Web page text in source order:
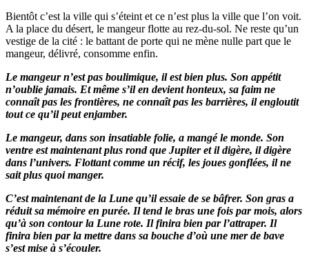
Bientôt c’est la ville qui s’éteint et ce n’est plus la ville que l’on voit.
A la place du désert, le mangeur flotte au rez-du-sol. Ne reste qu’un
vestige de la cité : le battant de porte qui ne mène nulle part que le
mangeur, délivré, consomme enfin.
Le mangeur n’est pas boulimique, il est bien plus. Son appétit
n’oublie jamais. Et même s’il en devient honteux, sa faim ne
connaît pas les frontières, ne connaît pas les barrières, il engloutit
tout ce qu’il peut enjamber.
Le mangeur, dans son insatiable folie, a mangé le monde. Son
ventre est maintenant plus rond que Jupiter et il digère, il digère
dans l’univers. Flottant comme un récif, les joues gonflées, il ne
sait plus quoi manger.
C’est maintenant de la Lune qu’il essaie de se bâfrer. Son gras a
réduit sa mémoire en purée. Il tend le bras une fois par mois, alors
qu’à son contour la Lune rote. Il finira bien par l’attraper. Il
finira bien par la mettre dans sa bouche d’où une mer de bave
s’est mise à s’écouler.